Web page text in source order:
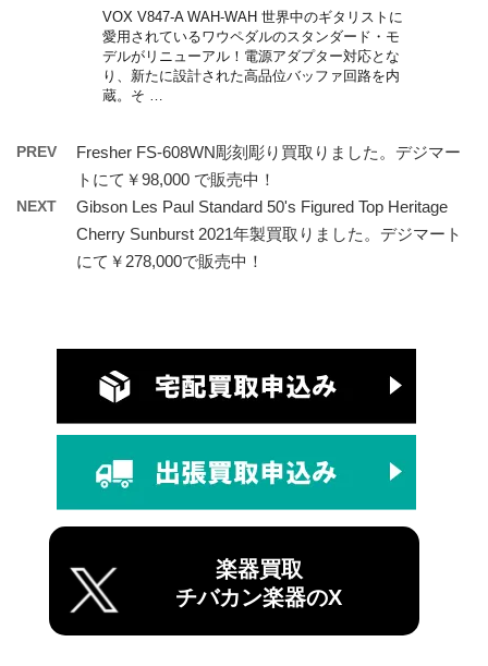
VOX V847-A WAH-WAH 世界中のギタリストに
愛用されているワウペダルのスタンダード・モ
デルがリニューアル！電源アダプター対応とな
り、新たに設計された高品位バッファ回路を内
蔵。そ …
PREV
Fresher FS-608WN彫刻彫り買取りました。デジマー
トにて￥98,000 で販売中！
NEXT
Gibson Les Paul Standard 50's Figured Top Heritage
Cherry Sunburst 2021年製買取りました。デジマート
にて￥278,000で販売中！
楽器買取
チバカン楽器のX